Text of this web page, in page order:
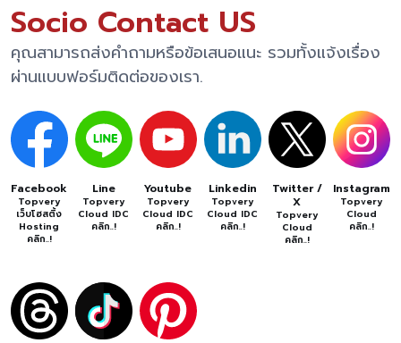
Socio Contact US
คุณสามารถส่งคำถามหรือข้อเสนอแนะ รวมทั้งแจ้งเรื่อง
ผ่านแบบฟอร์มติดต่อของเรา.
Facebook
Topvery
เว็บโฮสติ้ง
Hosting
คลิก..!
Line
Topvery
Cloud IDC
คลิก..!
Youtube
Topvery
Cloud IDC
คลิก..!
Linkedin
Topvery
Cloud IDC
คลิก..!
Twitter /
X
Topvery
Cloud
คลิก..!
Instagram
Topvery
Cloud
คลิก..!